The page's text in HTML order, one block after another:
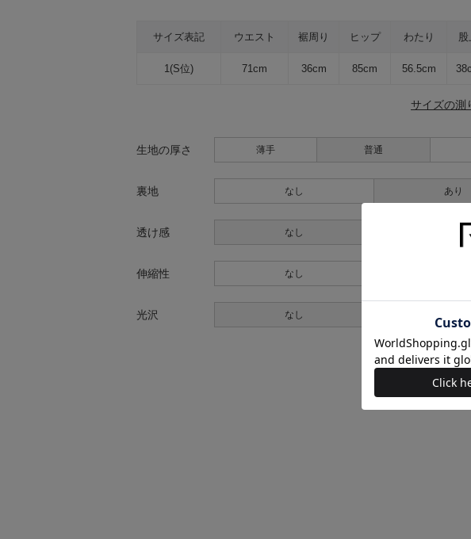
サイズ表記 ウエスト 裾周り ヒップ わたり 股
1(S位) 71cm 36cm 85cm 56.5cm
サイズの測
生地の厚さ 薄手 普通
裏地 なし あり
透け感 なし
伸縮性 なし
光沢 なし